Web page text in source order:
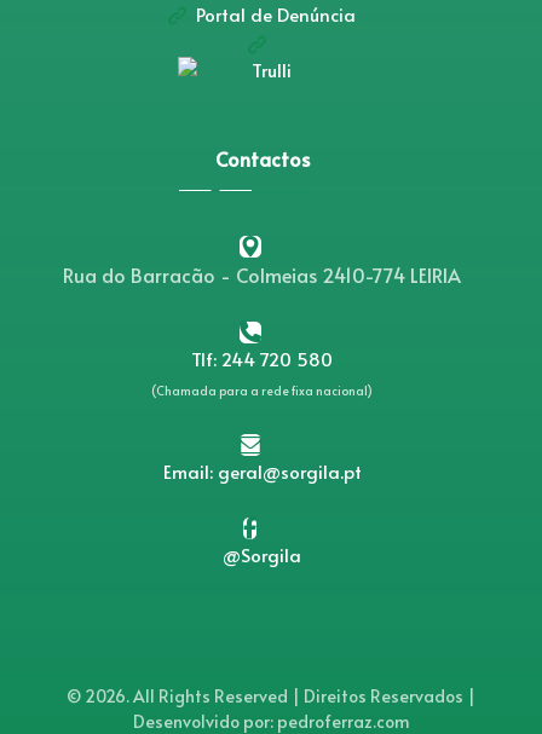
Portal de Denúncia
Contactos
Rua do Barracão - Colmeias 2410-774 LEIRIA
Tlf: 244 720 580
(Chamada para a rede fixa nacional)
Email: geral@sorgila.pt
@Sorgila
© 2026. All Rights Reserved | Direitos Reservados |
Desenvolvido por: pedroferraz.com